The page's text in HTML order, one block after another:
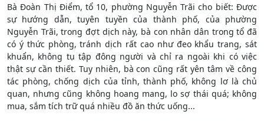
Bà Đoàn Thị Điểm, tổ 10, phường Nguyễn Trãi cho biết: Được
sự hướng dẫn, tuyên tuyền của thành phố, của phường
Nguyễn Trãi, trong đợt dịch này, bà con nhân dân trong tổ đã
có ý thức phòng, tránh dịch rất cao như đeo khẩu trang, sát
khuẩn, không tụ tập đông người và chỉ ra ngoài khi có việc
thật sự cần thiết. Tuy nhiên, bà con cũng rất yên tâm về công
tác phòng, chống dịch của tỉnh, thành phố, không lơ là chủ
quan, nhưng cũng không hoang mang, lo sợ thái quá; không
mua, sắm tích trữ quá nhiều đồ ăn thức uống...